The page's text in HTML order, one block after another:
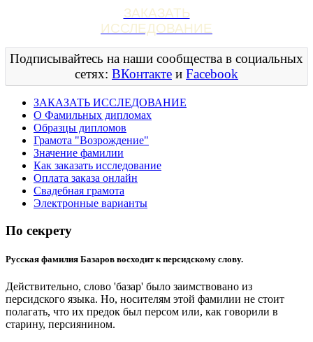
ЗАКАЗАТЬ
ИССЛЕДОВАНИЕ
Подписывайтесь на наши сообщества в социальных
сетях: ВКонтакте и Facebook
ЗАКАЗАТЬ ИССЛЕДОВАНИЕ
О Фамильных дипломах
Образцы дипломов
Грамота "Возрождение"
Значение фамилии
Как заказать исследование
Оплата заказа онлайн
Свадебная грамота
Электронные варианты
По секрету
Русская фамилия Базаров восходит к персидскому слову.
Действительно, слово 'базар' было заимствовано из
персидского языка. Но, носителям этой фамилии не стоит
полагать, что их предок был персом или, как говорили в
старину, персиянином.